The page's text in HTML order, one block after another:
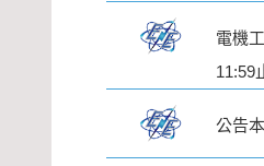
電機
11:59
公告